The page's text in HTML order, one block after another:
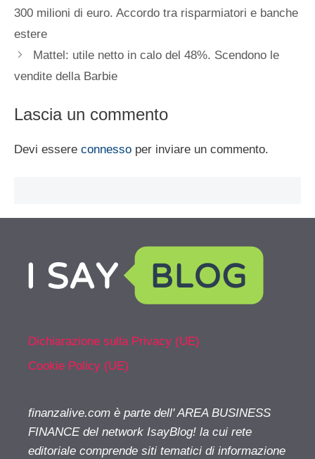
300 milioni di euro. Accordo tra risparmiatori e banche
estere
Mattel: utile netto in calo del 48%. Scendono le
vendite della Barbie
Lascia un commento
Devi essere connesso per inviare un commento.
Dichiarazione sulla Privacy (UE)
Cookie Policy (UE)
finanzalive.com è parte dell' AREA BUSINESS
FINANCE del network IsayBlog! la cui rete
editoriale comprende siti tematici di informazione